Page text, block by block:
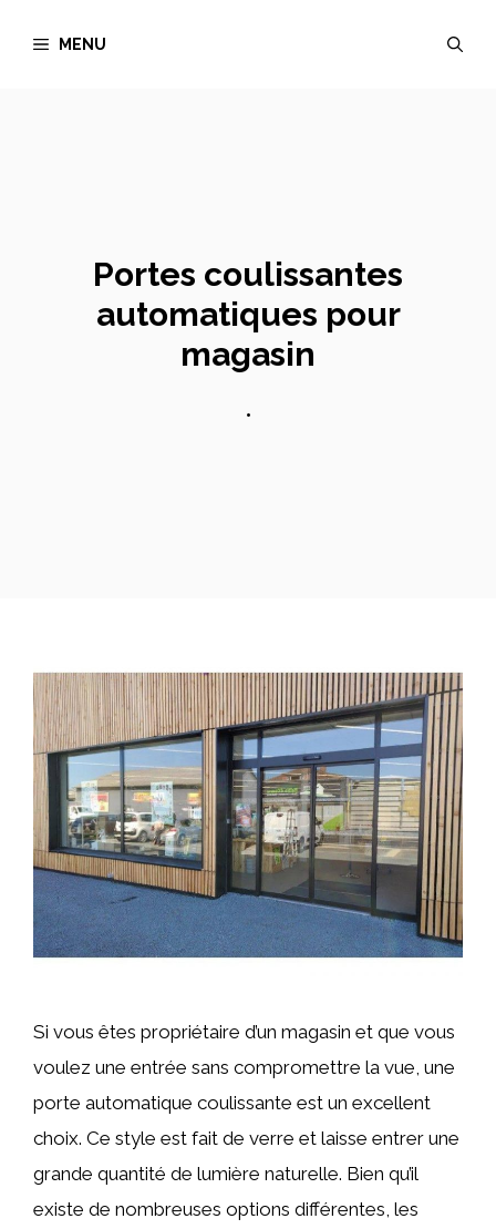
MENU
Portes coulissantes
automatiques pour
magasin
•
Si vous êtes propriétaire d’un magasin et que vous
voulez une entrée sans compromettre la vue, une
porte automatique coulissante est un excellent
choix. Ce style est fait de verre et laisse entrer une
grande quantité de lumière naturelle. Bien qu’il
existe de nombreuses options différentes, les